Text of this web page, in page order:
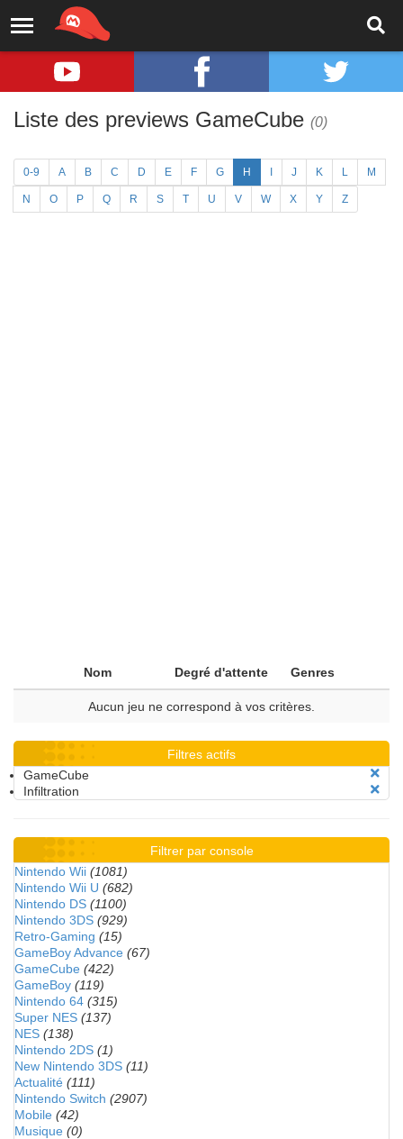
Liste des previews GameCube (0)
0-9 A B C D E F G H J K L M
N O P Q R S T U V W X Y Z
Nom Degré d'attente Genres
Aucun jeu ne correspond à vos critères.
Filtres actifs
GameCube
Infiltration
Filtrer par console
Nintendo Wii (1081)
Nintendo Wii U (682)
Nintendo DS (1100)
Nintendo 3DS (929)
Retro-Gaming (15)
GameBoy Advance (67)
GameCube (422)
GameBoy (119)
Nintendo 64 (315)
Super NES (137)
NES (138)
Nintendo 2DS (1)
New Nintendo 3DS (11)
Actualité (111)
Nintendo Switch (2907)
Mobile (42)
Musique (0)